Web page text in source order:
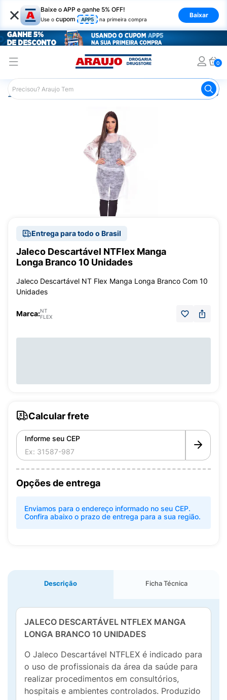
× Baixe o APP e ganhe 5% OFF!
Use o cupom APP5 na primeira compra
Baixar
0
Araujo Saúde e Bem Estar Equipamentos de Proteção
Entrega para todo o Brasil
Jaleco Descartável NTFlex Manga
Longa Branco 10 Unidades
Jaleco Descartável NT Flex Manga Longa Branco Com 10
Unidades
Marca:NT
FLEX
Calcular frete
Informe seu CEP
Opções de entrega
Enviamos para o endereço informado no seu CEP.
Confira abaixo o prazo de entrega para a sua região.
Descrição Ficha Técnica
JALECO DESCARTÁVEL NTFLEX MANGA
LONGA BRANCO 10 UNIDADES
O Jaleco Descartável NTFLEX é indicado para
o uso de profissionais da área da saúde para
realizar procedimentos em consultórios,
hospitais e ambientes controlados. Produzido